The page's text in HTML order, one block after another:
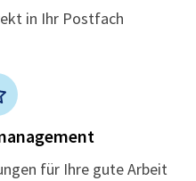
in Ihr Postfach
für Ihre gute Arbeit